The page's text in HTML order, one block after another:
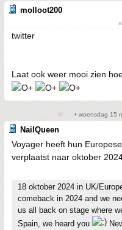
molloot200
twitter
Laat ook weer mooi zien
• woensdag 15
NailQueen
Voyager heeft hun
verplaatst naar oktober
18 oktober 2024 in UK/
comeback in 2024 and we
us all back on stage where
Spain, we heard you